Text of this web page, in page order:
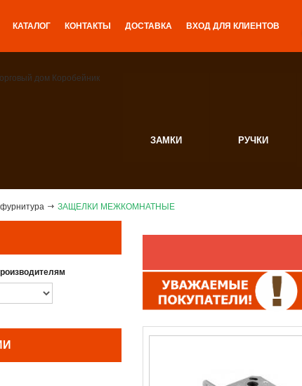
КАТАЛОГ КОНТАКТЫ ДОСТАВКА ВХОД ДЛЯ КЛИЕНТОВ
ЗАМКИ РУЧКИ
ЗАЩЕЛКИ МЕЖКОМНАТНЫЕ